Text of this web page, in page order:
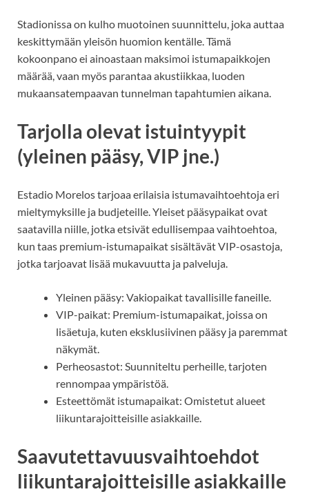
Stadionissa on kulho muotoinen suunnittelu, joka auttaa
keskittymään yleisön huomion kentälle. Tämä
kokoonpano ei ainoastaan maksimoi istumapaikkojen
määrää, vaan myös parantaa akustiikkaa, luoden
mukaansatempaavan tunnelman tapahtumien aikana.
Tarjolla olevat istuintyypit
(yleinen pääsy, VIP jne.)
Estadio Morelos tarjoaa erilaisia istumavaihtoehtoja eri
mieltymyksille ja budjeteille. Yleiset pääsypaikat ovat
saatavilla niille, jotka etsivät edullisempaa vaihtoehtoa,
kun taas premium-istumapaikat sisältävät VIP-osastoja,
jotka tarjoavat lisää mukavuutta ja palveluja.
Yleinen pääsy: Vakiopaikat tavallisille faneille.
VIP-paikat: Premium-istumapaikat, joissa on
lisäetuja, kuten eksklusiivinen pääsy ja paremmat
näkymät.
Perheosastot: Suunniteltu perheille, tarjoten
rennompaa ympäristöä.
Esteettömät istumapaikat: Omistetut alueet
liikuntarajoitteisille asiakkaille.
Saavutettavuusvaihtoehdot
liikuntarajoitteisille asiakkaille